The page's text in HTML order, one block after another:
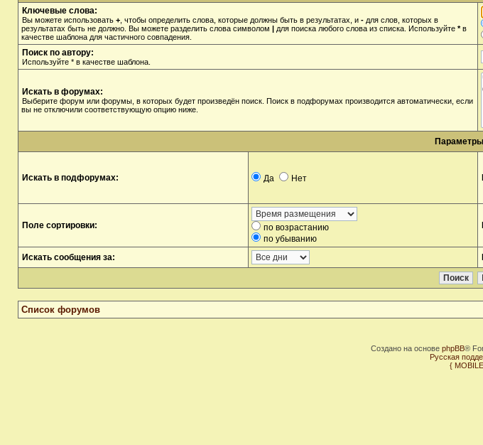
Ключевые слова:
Вы можете использовать + , чтобы определить слова, которые должны быть в результатах, и - для слов, которых в
результатах быть не должно. Вы можете разделить слова символом | для поиска любого слова из списка. Используйте *в
качестве шаблона для частичного совпадения.
Поиск по автору:
Используйте * в качестве шаблона.
Искать в форумах:
Выберите форум или форумы, в которых будет произведён поиск. Поиск в подфорумах производится автоматически, если
вы не отключили соответствующую опцию ниже.
Искать в подфорумах: Да Нет
Поле сортировки:
по возрастанию
по убыванию
Искать сообщения за:
Список форумов
Создано на основе phpBB®
Русская
{